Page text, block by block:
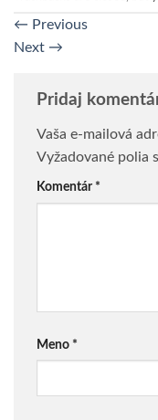
← Previous
Next →
Pridaj
Vaša e-mailová
Vyžadované polia
Komentár *
Meno *